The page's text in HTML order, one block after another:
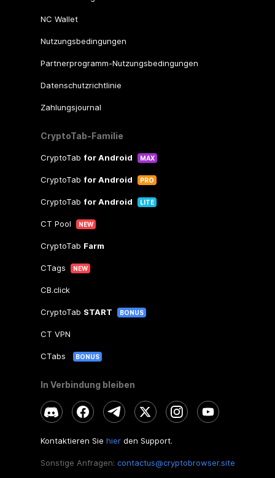
NC Wallet
Nutzungsbedingungen
Partnerprogramm-Nutzungsbedingungen
Datenschutzrichtlinie
Zahlungsjournal
CryptoTab-Familie
CryptoTab for Android MAX
CryptoTab for Android PRO
CryptoTab for Android LITE
CT Pool NEW
CryptoTab Farm
CTags NEW
CB.click
CryptoTab START BONUS
CT VPN
CTabs BONUS
In Verbindung bleiben
Kontaktieren Sie hierden Support.
Sonstige Anfragen: contactus@cryptobrowser.site